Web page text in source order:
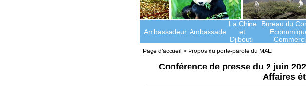
Ambassadeur Ambassade
La Chine
et
Djibouti
Bureau du
Page d'accueil > Propos du porte-parole du MAE
Conférence de presse du 2 juin
Affaires